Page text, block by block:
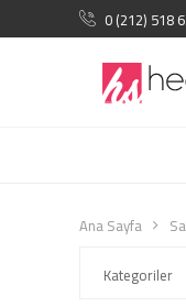
0 (212) 518
Ana Sayfa
Kategoriler